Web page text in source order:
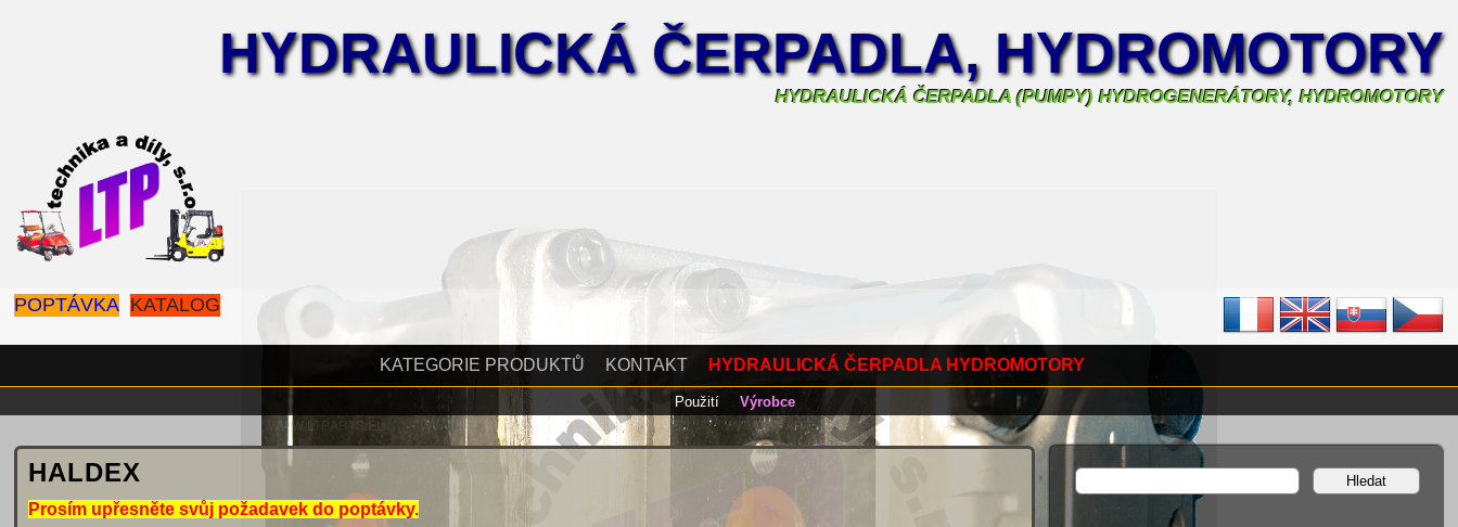
HYDRAULICKÁ ČERPADLA, HYDROMOTORY
HYDRAULICKÁ ČERPADLA (PUMPY) HYDROGENERÁTORY, HYDROMOTORY
POPTÁVKA KATALOG
KATEGORIE PRODUKTŮ KONTAKT HYDRAULICKÁ ČERPADLA HYDROMOTORY
Použití Výrobce
HALDEX
Prosím upřesněte svůj požadavek do poptávky.